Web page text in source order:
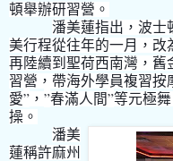
頓舉辦研習營。
潘美蓮指出，波士
美行程從往年的一月，改
再陸續到聖荷西南灣，舊
習營，帶海外學員複習
愛” ， ”春滿人間”等元極舞
操。
潘美
蓮稱許麻州